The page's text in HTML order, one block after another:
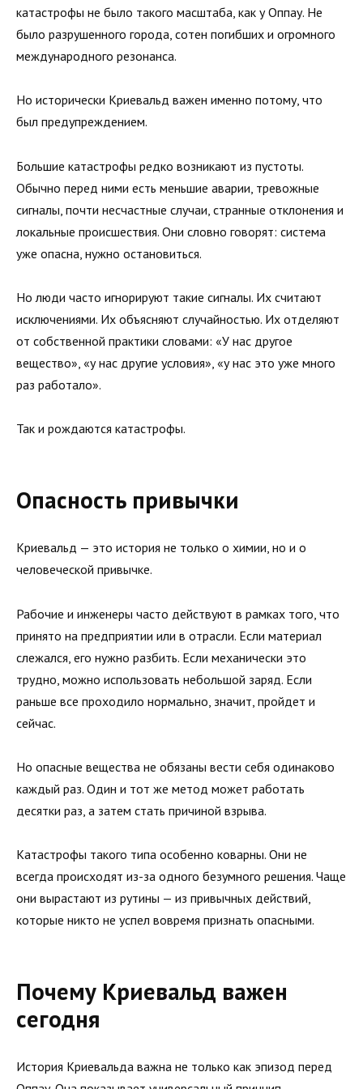
катастрофы не было такого масштаба, как у Оппау. Не
было разрушенного города, сотен погибших и огромного
международного резонанса.
Но исторически Криевальд важен именно потому, что
был предупреждением.
Большие катастрофы редко возникают из пустоты.
Обычно перед ними есть меньшие аварии, тревожные
сигналы, почти несчастные случаи, странные отклонения и
локальные происшествия. Они словно говорят: система
уже опасна, нужно остановиться.
Но люди часто игнорируют такие сигналы. Их считают
исключениями. Их объясняют случайностью. Их отделяют
от собственной практики словами: «У нас другое
вещество», «у нас другие условия», «у нас это уже много
раз работало».
Так и рождаются катастрофы.
Опасность привычки
Криевальд — это история не только о химии, но и о
человеческой привычке.
Рабочие и инженеры часто действуют в рамках того, что
принято на предприятии или в отрасли. Если материал
слежался, его нужно разбить. Если механически это
трудно, можно использовать небольшой заряд. Если
раньше все проходило нормально, значит, пройдет и
сейчас.
Но опасные вещества не обязаны вести себя одинаково
каждый раз. Один и тот же метод может работать
десятки раз, а затем стать причиной взрыва.
Катастрофы такого типа особенно коварны. Они не
всегда происходят из-за одного безумного решения. Чаще
они вырастают из рутины — из привычных действий,
которые никто не успел вовремя признать опасными.
Почему Криевальд важен
сегодня
История Криевальда важна не только как эпизод перед